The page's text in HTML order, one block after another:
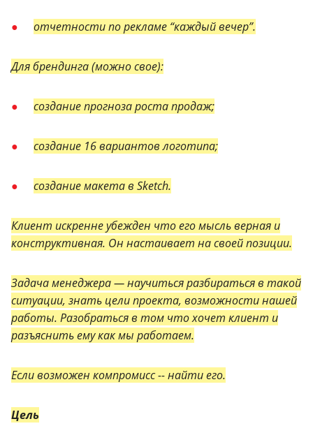
отчетности по рекламе “каждый вечер”.
Для брендинга (можно свое):
создание прогноза роста продаж;
создание 16 вариантов логотипа;
создание макета в Sketch.
Клиент искренне убежден что его мысль верная и
конструктивная. Он настаивает на своей позиции.
Задача менеджера — научиться разбираться в такой
ситуации, знать цели проекта, возможности нашей
работы. Разобраться в том что хочет клиент и
разъяснить ему как мы работаем.
Если возможен компромисс -- найти его.
Цель